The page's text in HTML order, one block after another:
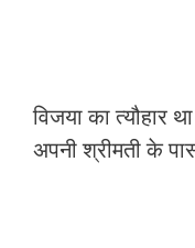
विजया का त्यौहार
अपनी श्रीमती के